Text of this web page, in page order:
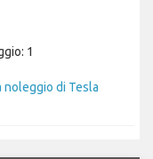
1
noleggio di Tesla